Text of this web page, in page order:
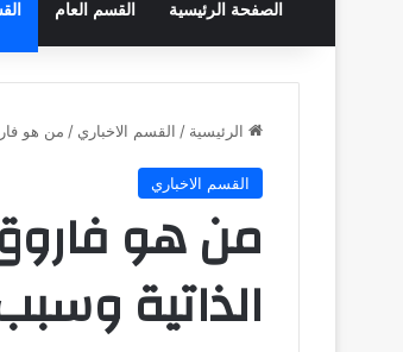
الصفحة الرئيسية القسم العام
الرئيسية / القسم الاخباري / من هو
القسم الاخباري
من هو
الذاتية